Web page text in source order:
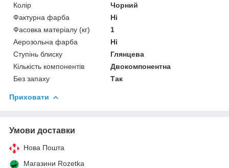
Колір
Чорний
Фактурна фарба
Ні
Фасовка матеріалу (кг)
1
Аерозольна фарба
Ні
Ступінь блиску
Глянцева
Кількість компонентів
Двокомпонентна
Без запаху
Так
Приховати
Умови доставки
Нова Пошта
Магазини Rozetka